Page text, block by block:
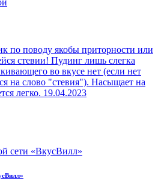
по поводу якобы приторности или
стевии! Пудинг лишь слегка
во вкусе нет (если нет
на слово "стевия"). Насыщает на
легко. 19.04.2023